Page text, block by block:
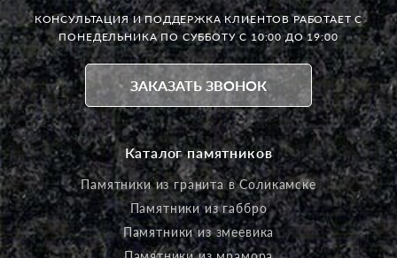
КОНСУЛЬТАЦИЯ И ПОДДЕРЖКА КЛИЕНТОВ РАБОТАЕТС
ПОНЕДЕЛЬНИКА ПО СУББОТУ С 10:00 ДО 19:00
ЗАКАЗАТЬ ЗВОНОК
Каталог памятников
Памятники из гранита в Соликамске
Памятники из габбро
Памятники из змеевика